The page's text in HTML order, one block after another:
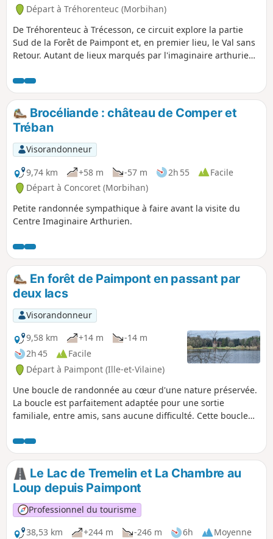
Départ à Tréhorenteuc (Morbihan)
De Tréhorenteuc à Trécesson, ce circuit explore la partie
Sud de la Forêt de Paimpont et, en premier lieu, le Val sans
Retour. Autant de lieux marqués par l'imaginaire arthurien
grande partie forestière. Attention, en période de chasse,
certaines parties du circuit peuvent être interdites à la
randonnée.
Brocéliande : château de Comper et
Tréban
Visorandonneur
9,74 km
+58 m -57 m 2h 55
Facile
Départ à Concoret (Morbihan)
Petite randonnée sympathique à faire avant la visite du
Centre Imaginaire Arthurien.
En forêt de Paimpont en passant par
deux lacs
Visorandonneur
9,58 km
+14 m
-14 m
2h 45
Facile
Départ à Paimpont (Ille-et-Vilaine)
Une boucle de randonnée au cœur d'une nature préservée.
La boucle est parfaitement adaptée pour une sortie
familiale, entre amis, sans aucune difficulté. Cette boucle
parcours et une belle vue sur le Château de Brocéliande au
niveau de l’Étang du Pas du Houx à mi-parcours.
Le Lac de Tremelin et La Chambre au
Loup depuis Paimpont
Professionnel du tourisme
38,53 km
+244 m -246 m 6h Moyenne